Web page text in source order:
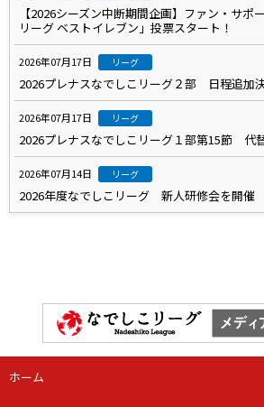
【2026シーズン中断期間企画】ファン・サポ
リーグ ベストイレブン」投票スタート！
2026年07月17日 リーグ
2026プレナスなでしこリーグ２部 日程追加
2026年07月17日 リーグ
2026プレナスなでしこリーグ１部第15節 代
2026年07月14日 リーグ
2026年度なでしこリーグ 新人研修会を開催
ホーム